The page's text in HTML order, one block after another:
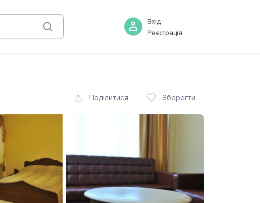
Вхід
Реєстрація
06 серпня Бронювати
Поділитися Зберегти